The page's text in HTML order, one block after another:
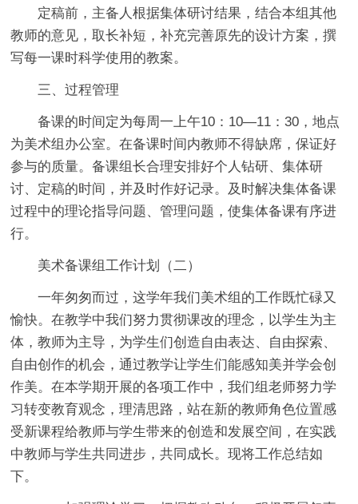
定稿前，主备人根据集体研讨结果，结合本组其他
教师的意见，取长补短，补充完善原先的设计方案，撰
写每一课时科学使用的教案。
三、过程管理
备课的时间定为每周一上午10：10—11：30，地点
为美术组办公室。在备课时间内教师不得缺席，保证好
参与的质量。备课组长合理安排好个人钻研、集体研
讨、定稿的时间，并及时作好记录。及时解决集体备课
过程中的理论指导问题、管理问题，使集体备课有序进
行。
美术备课组工作计划（二）
一年匆匆而过，这学年我们美术组的工作既忙碌又
愉快。在教学中我们努力贯彻课改的理念，以学生为主
体，教师为主导，为学生们创造自由表达、自由探索、
自由创作的机会，通过教学让学生们能感知美并学会创
作美。在本学期开展的各项工作中，我们组老师努力学
习转变教育观念，理清思路，站在新的教师角色位置感
受新课程给教师与学生带来的创造和发展空间，在实践
中教师与学生共同进步，共同成长。现将工作总结如
下。